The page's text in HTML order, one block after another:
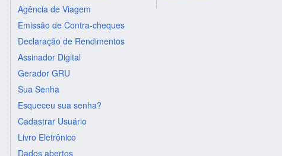
Agência de Viagem
Emissão de Contra-cheques
Declaração de Rendimentos
Assinador Digital
Gerador GRU
Sua Senha
Esqueceu sua senha?
Cadastrar Usuário
Livro Eletrônico
Dados abertos